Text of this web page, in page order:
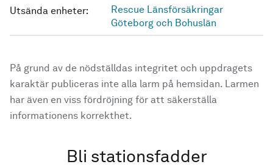
Utsända enheter:
Rescue Länsförsäkringar
Göteborg och Bohuslän
På grund av de nödställdas integritet och uppdragets
karaktär publiceras inte alla larm på hemsidan. Larmen
har även en viss fördröjning för att säkerställa
informationens korrekthet.
Bli stationsfadder